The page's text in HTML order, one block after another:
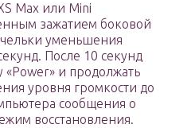
Max или Mini
зажатием боковой
уменьшения
После 10 секунд
«Power» и продолжать
уровня громкости до
сообщения о
восстановления.